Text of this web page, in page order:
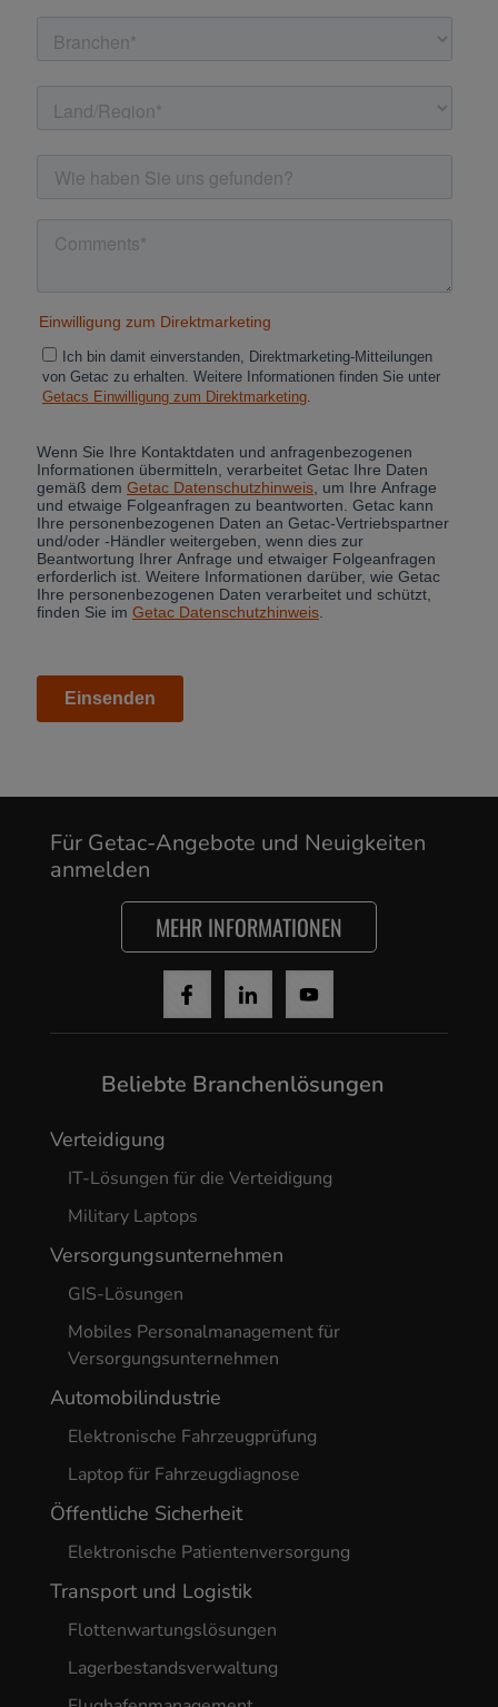
Für Getac-Angebote und Neuigkeiten
anmelden
MEHR INFORMATIONEN
Beliebte Branchenlösungen
Verteidigung
IT-Lösungen für die Verteidigung
Military Laptops
Versorgungsunternehmen
GIS-Lösungen
Mobiles Personalmanagement für
Versorgungsunternehmen
Automobilindustrie
Elektronische Fahrzeugprüfung
Laptop für Fahrzeugdiagnose
Öffentliche Sicherheit
Elektronische Patientenversorgung
Transport und Logistik
Flottenwartungslösungen
Lagerbestandsverwaltung